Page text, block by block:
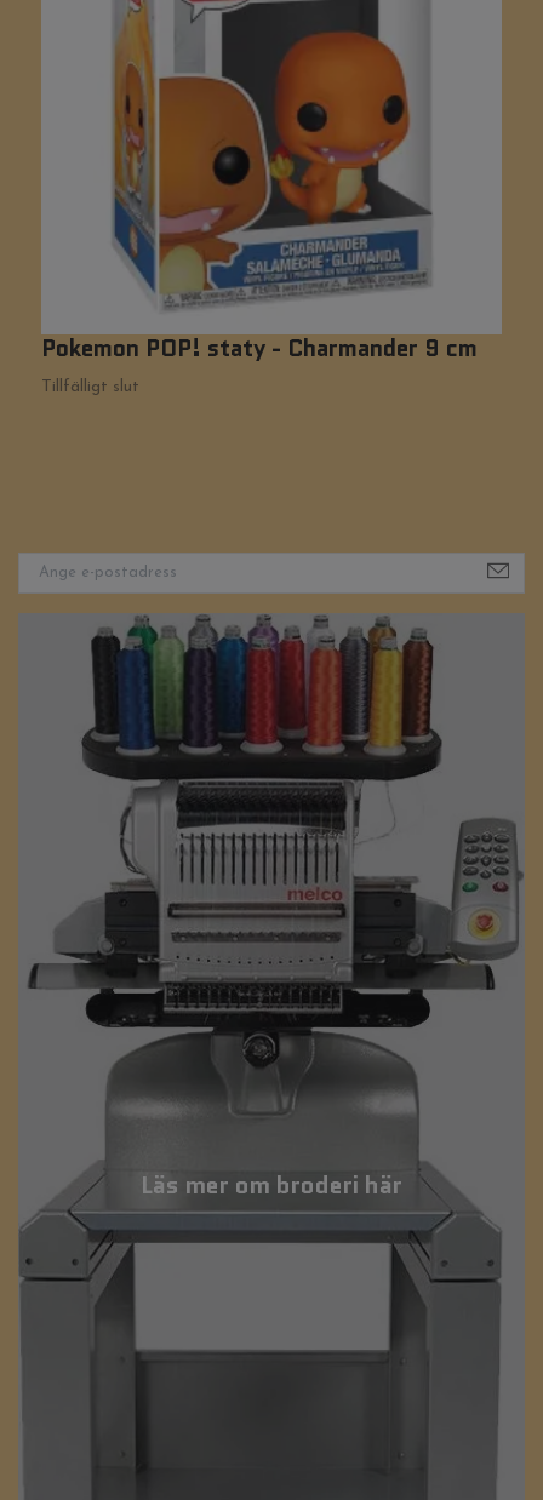
Läs mer om broderi här
Pokemon POP! staty - Charmander 9 cm
Tillfälligt slut